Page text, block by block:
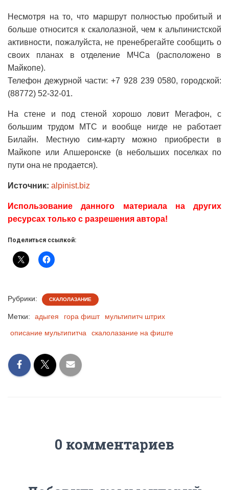
Несмотря на то, что маршрут полностью пробитый и
больше относится к скалолазной, чем к альпинистской
активности, пожалуйста, не пренебрегайте сообщить о
своих планах в отделение МЧСа (расположено в
Майкопе).
Телефон дежурной части: +7 928 239 0580, городской:
(88772) 52-32-01.
На стене и под стеной хорошо ловит Мегафон, с
большим трудом МТС и вообще нигде не работает
Билайн. Местную сим-карту можно приобрести в
Майкопе или Апшеронске (в небольших поселках по
пути она не продается).
Источник: alpinist.biz
Использование данного материала на других
ресурсах только с разрешения автора!
Поделиться ссылкой:
Рубрики: СКАЛОЛАЗАНИЕ
Метки: адыгея гора фишт
мультипитч штрих
описание мультипитча
скалолазание на фиште
0 комментариев